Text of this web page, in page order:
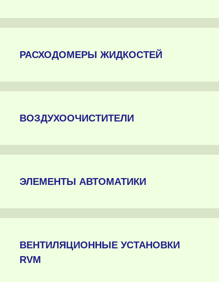
РАСХОДОМЕРЫ ЖИДКОСТЕЙ
ВОЗДУХООЧИСТИТЕЛИ
ЭЛЕМЕНТЫ АВТОМАТИКИ
ВЕНТИЛЯЦИОННЫЕ УСТАНОВКИ
RVM